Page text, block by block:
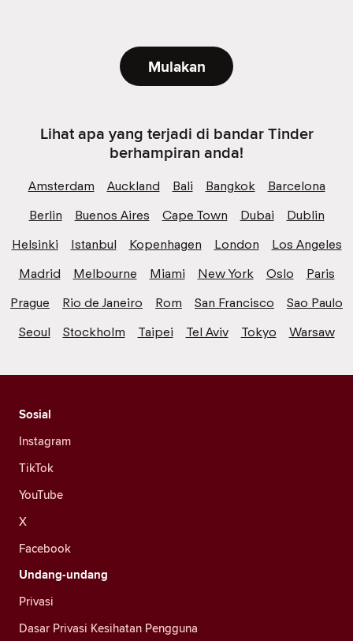
Mulakan
Lihat apa yang terjadi di bandar Tinder
berhampiran anda!
Amsterdam Auckland Bali Bangkok
Barcelona
Berlin
Buenos Aires Cape Town Dubai
Dublin
Helsinki
Istanbul Kopenhagen London
Los Angeles
Madrid
Melbourne Miami New York Oslo
Paris
Prague
Rio de Janeiro Rom San Francisco
Sao Paulo
Seoul
Stockholm Taipei Tel Aviv Tokyo Warsaw
Sosial
Instagram
TikTok
YouTube
X
Facebook
Undang-undang
Privasi
Dasar Privasi Kesihatan Pengguna